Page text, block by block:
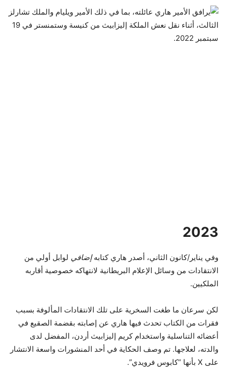
2023
وفي يناير/كانون الثاني، أصدر هاري كتابهإضافي لوابل أولي من
الانتقادات من وسائل الإعلام البريطانية لانتهاكه خصوصية أقاربه
الملكيين.
لكن سرعان ما طغت السخرية على تلك الانتقادات المألوفة بسبب
فقرات من الكتاب تحدث فيها هاري عن إصابته بقضمة الصقيع في
أعضائه التناسلية واستخدام كريم إليزابيث أردن، المفضل لدى
والدته، لعلاجها. تم وصف الحكاية في أحد المنشورات واسعة الانتشار
على X بأنها “كابوس فرويدي”.